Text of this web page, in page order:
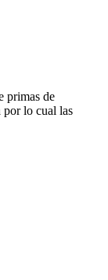
primas de
por lo cual las